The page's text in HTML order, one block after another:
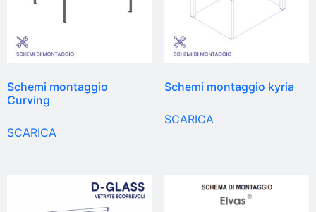
Schemi montaggio
Curving
SCARICA
Schemi montaggio kyria
SCARICA